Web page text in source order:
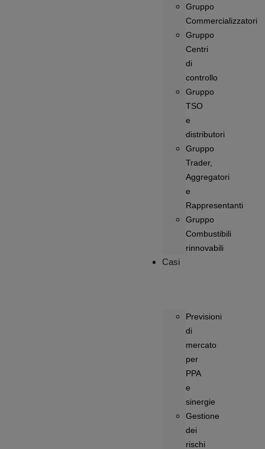
Gruppo
Commercializzatori
Gruppo
Centri
di
controllo
Gruppo
TSO
e
distributori
Gruppo
Trader,
Aggregatori
e
Rappresentanti
Gruppo
Combustibili
rinnovabili
Casi
Previsioni
di
mercato
per
PPA
e
sinergie
Gestione
dei
rischi